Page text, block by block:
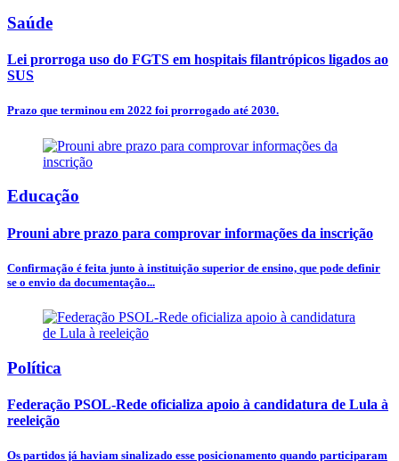
Saúde
Lei prorroga uso do FGTS em hospitais filantrópicos ligados ao
SUS
Prazo que terminou em 2022 foi prorrogado até 2030.
Educação
Prouni abre prazo para comprovar informações da inscrição
Confirmação é feita junto à instituição superior de ensino, que pode definir
se o envio da documentação...
Política
Federação PSOL-Rede oficializa apoio à candidatura de Lula à
reeleição
Os partidos já haviam sinalizado esse posicionamento quando participaram